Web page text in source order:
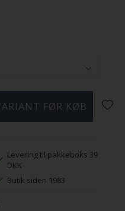
Levering til pakkeboks 39
DKK
Butik siden 1983